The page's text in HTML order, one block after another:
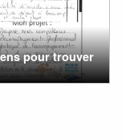
pour trouver